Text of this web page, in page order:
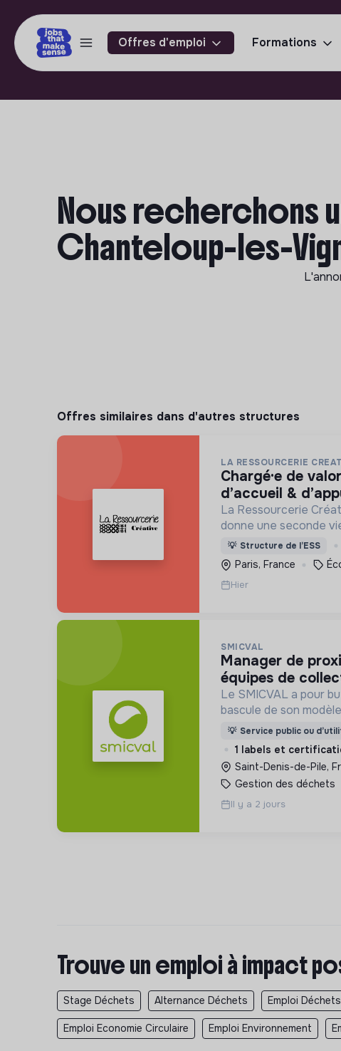
Offres d'emploi Formations
Nous recherchons
Chanteloup-les-
Offres similaires dans d'autres structures
LA RESSOURCERIE
chargé·e de valorisation textile,
d’accueil &
La Ressourcerie
donne une seconde
par les particuliers et
entreprise. Elle
mode de
💡 Structure de l’ESS
Paris, France
Hier
SMICVAL
manager de proximité des
équipes de
Le SMICVAL a pour
bascule de son
vers une dynamique
💡 Service public ou
1 labels et
Saint-Denis-de-Pile,
Gestion des déchets
Il y a 2 jours
Trouve un emploi à impact
Stage Déchets Alternance Déchets Emploi Déchets
Emploi Economie Circulaire Emploi Environnement